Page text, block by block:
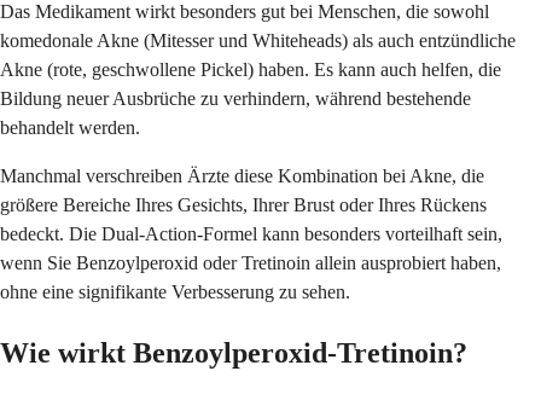
Das Medikament wirkt besonders gut bei Menschen, die sowohl
komedonale Akne (Mitesser und Whiteheads) als auch entzündliche
Akne (rote, geschwollene Pickel) haben. Es kann auch helfen, die
Bildung neuer Ausbrüche zu verhindern, während bestehende
behandelt werden.
Manchmal verschreiben Ärzte diese Kombination bei Akne, die
größere Bereiche Ihres Gesichts, Ihrer Brust oder Ihres Rückens
bedeckt. Die Dual-Action-Formel kann besonders vorteilhaft sein,
wenn Sie Benzoylperoxid oder Tretinoin allein ausprobiert haben,
ohne eine signifikante Verbesserung zu sehen.
Wie wirkt Benzoylperoxid-Tretinoin?